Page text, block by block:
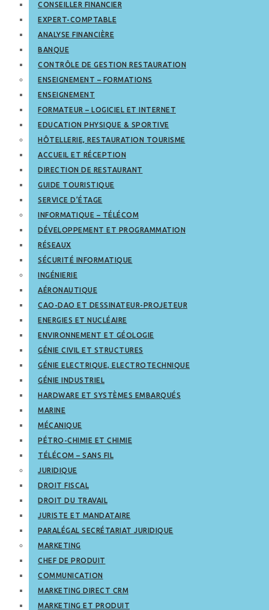
CONSEILLER FINANCIER
EXPERT-COMPTABLE
ANALYSE FINANCIÈRE
BANQUE
CONTRÔLE DE GESTION RESTAURATION
ENSEIGNEMENT – FORMATIONS
ENSEIGNEMENT
FORMATEUR – LOGICIEL ET INTERNET
EDUCATION PHYSIQUE & SPORTIVE
HÔTELLERIE, RESTAURATION TOURISME
ACCUEIL ET RÉCEPTION
DIRECTION DE RESTAURANT
GUIDE TOURISTIQUE
SERVICE D’ÉTAGE
INFORMATIQUE – TÉLÉCOM
DÉVELOPPEMENT ET PROGRAMMATION
RÉSEAUX
SÉCURITÉ INFORMATIQUE
INGÉNIERIE
AÉRONAUTIQUE
CAO-DAO ET DESSINATEUR-PROJETEUR
ENERGIES ET NUCLÉAIRE
ENVIRONNEMENT ET GÉOLOGIE
GÉNIE CIVIL ET STRUCTURES
GÉNIE ELECTRIQUE, ELECTROTECHNIQUE
GÉNIE INDUSTRIEL
HARDWARE ET SYSTÈMES EMBARQUÉS
MARINE
MÉCANIQUE
PÉTRO-CHIMIE ET CHIMIE
TÉLÉCOM – SANS FIL
JURIDIQUE
DROIT FISCAL
DROIT DU TRAVAIL
JURISTE ET MANDATAIRE
PARALÉGAL SECRÉTARIAT JURIDIQUE
MARKETING
CHEF DE PRODUIT
COMMUNICATION
MARKETING DIRECT CRM
MARKETING ET PRODUIT